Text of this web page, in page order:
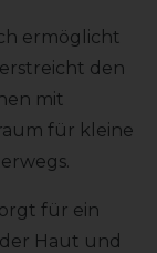
ermöglicht
den
mit
für kleine
für ein
Haut und